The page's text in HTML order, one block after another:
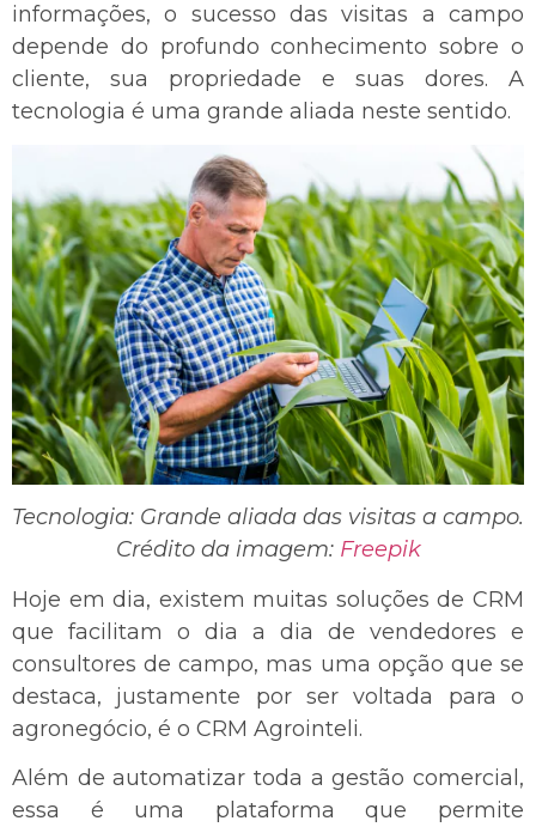
informações, o sucesso das visitas a campo
depende do profundo conhecimento sobre o
cliente, sua propriedade e suas dores. A
tecnologia é uma grande aliada neste sentido.
Tecnologia: Grande aliada das visitas a campo.
Crédito da imagem: Freepik
Hoje em dia, existem muitas soluções de CRM
que facilitam o dia a dia de vendedores e
consultores de campo, mas uma opção que se
destaca, justamente por ser voltada para o
agronegócio, é o CRM Agrointeli.
Além de automatizar toda a gestão comercial,
essa é uma plataforma que permite